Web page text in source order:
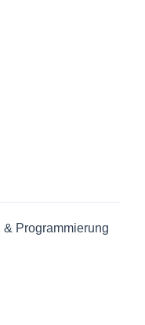
Programmierung